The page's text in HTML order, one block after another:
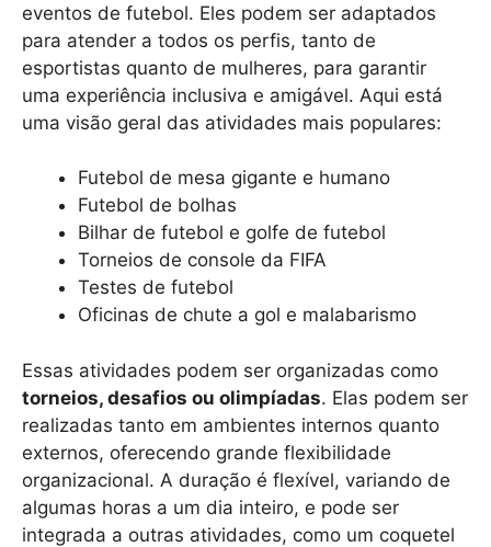
eventos de futebol. Eles podem ser adaptados
para atender a todos os perfis, tanto de
esportistas quanto de mulheres, para garantir
uma experiência inclusiva e amigável. Aqui está
uma visão geral das atividades mais populares:
Futebol de mesa gigante e humano
Futebol de bolhas
Bilhar de futebol e golfe de futebol
Torneios de console da FIFA
Testes de futebol
Oficinas de chute a gol e malabarismo
Essas atividades podem ser organizadas como
torneios, desafios ou olimpíadas. Elas podem ser
realizadas tanto em ambientes internos quanto
externos, oferecendo grande flexibilidade
organizacional. A duração é flexível, variando de
algumas horas a um dia inteiro, e pode ser
integrada a outras atividades, como um coquetel